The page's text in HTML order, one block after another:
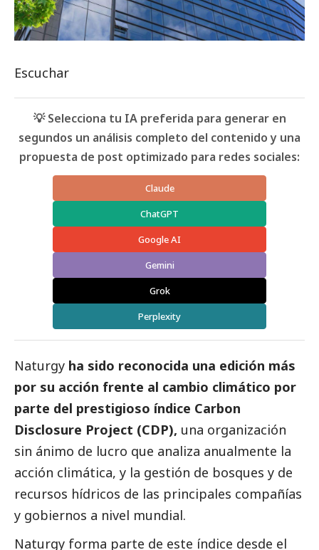
Escuchar
💡 Selecciona tu IA preferida para generar en
segundos un análisis completo del contenido y una
propuesta de post optimizado para redes sociales:
Claude
ChatGPT
Google AI
Gemini
Grok
Perplexity
Naturgy ha sido reconocida una edición más
por su acción frente al cambio climático por
parte del prestigioso índice Carbon
Disclosure Project (CDP), una organización
sin ánimo de lucro que analiza anualmente la
acción climática, y la gestión de bosques y de
recursos hídricos de las principales compañías
y gobiernos a nivel mundial.
Naturgy forma parte de este índice desde el